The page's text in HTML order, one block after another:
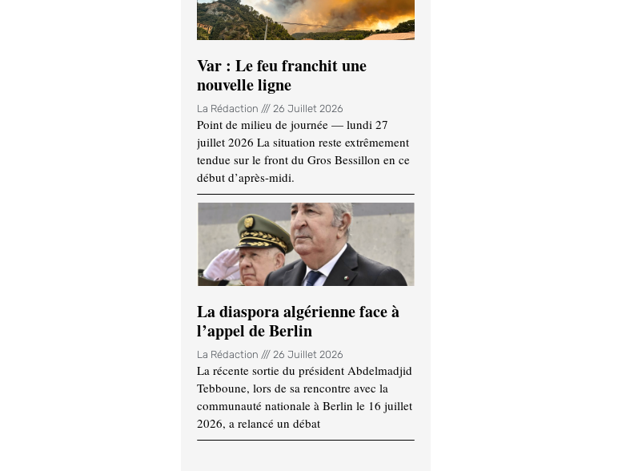
Var : Le feu franchit une
nouvelle ligne
La Rédaction 26 Juillet 2026
Point de milieu de journée — lundi 27
juillet 2026 La situation reste extrêmement
tendue sur le front du Gros Bessillon en ce
début d’après-midi.
La diaspora algérienne face à
l’appel de Berlin
La Rédaction 26 Juillet 2026
La récente sortie du président Abdelmadjid
Tebboune, lors de sa rencontre avec la
communauté nationale à Berlin le 16 juillet
2026, a relancé un débat